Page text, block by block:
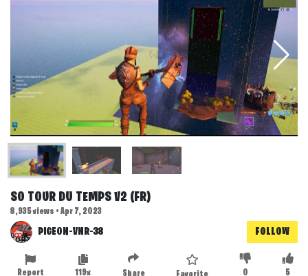
S0 TOUR DU TEMPS V2 (FR)
8,935 views • Apr 7, 2023
PIGEON-VNR-38 FOLLOW
5
0
Share
119x
Report